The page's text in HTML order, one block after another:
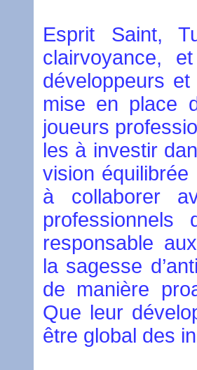
Esprit Saint,
clairvoyance,
développeurs
mise en place
joueurs
les à investir
vision
à collaborer
responsable
la sagesse
de manière
Que leur
être global des